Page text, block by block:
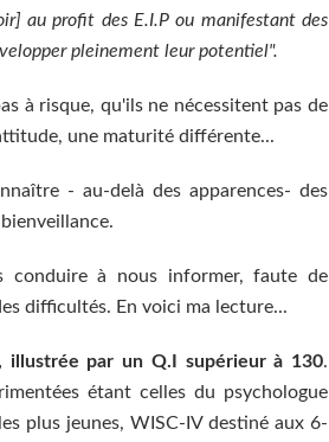
au profit des E.I.P ou manifestant des
pleinement leur potentiel".
à risque, qu'ils ne nécessitent pas de
une maturité différente...
- au-delà des apparences- des
conduire à nous informer, faute de
difficultés. En voici ma lecture...
illustrée par un Q.I supérieur à 130.
étant celles du psychologue
plus jeunes, WISC-IV destiné aux 6-